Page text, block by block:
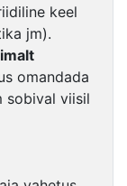
keel
jm).
omandada
sobival viisil